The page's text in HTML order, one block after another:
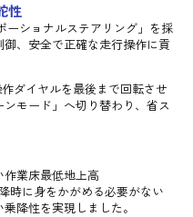
性
ーショナルステアリング」を採
、安全で正確な走行操作に貢
ダイヤルを最後まで回転させ
モード」へ切り替わり、省ス
業床最低地上高
時に身をかがめる必要がない
降性を実現しました。